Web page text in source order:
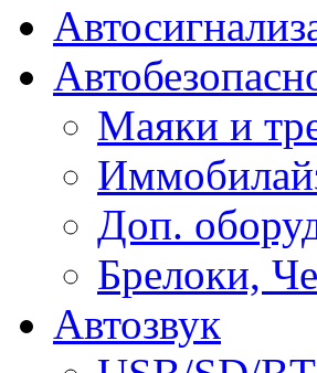
Маяки и
Доп.
Брелоки,
Автозвук